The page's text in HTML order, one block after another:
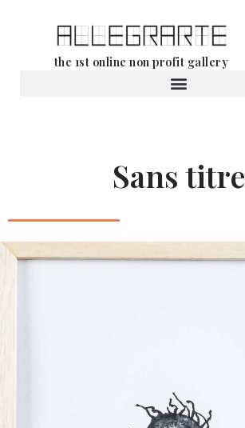
the 1st online non profit gallery
Sans titre